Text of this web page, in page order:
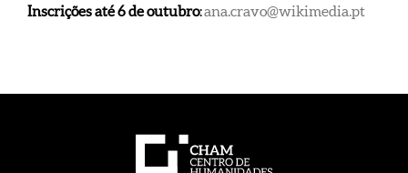
Inscrições até 6 de outubro:ana.cravo@wikimedia.pt